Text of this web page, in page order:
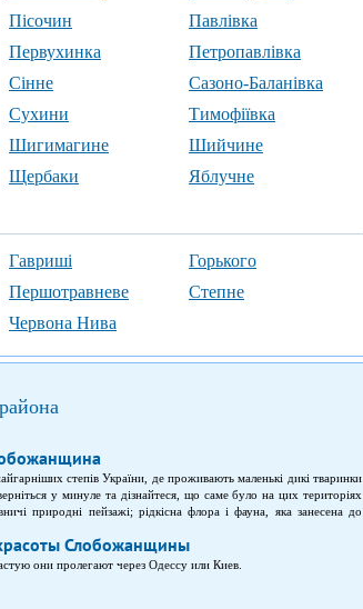
Пісочин
Павлівка
Первухинка
Петропавлівка
Сінне
Сазоно-Баланівка
Сухини
Тимофіївка
Шигимагине
Шийчине
Щербаки Яблучне
Гавриші
Горького
Першотравневе
Степне
Червона Нива
степів України, де проживають маленькі дикі тваринки
у минуле та дізнайтеся, що саме було на цих територіях
природні пейзажі; рідкісна флора і фауна, яка занесена до
Слобожанщины
они пролегают через Одессу или Киев.